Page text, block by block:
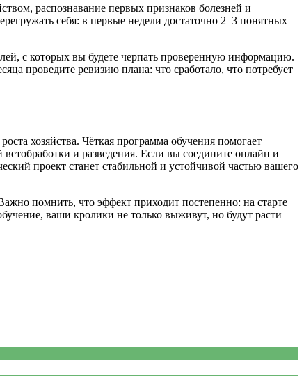
распознавание первых признаков болезней и
себя: в первые недели достаточно 2–3 понятных
с которых вы будете черпать проверенную информацию.
проведите ревизию плана: что сработало, что потребует
хозяйства. Чёткая программа обучения помогает
и разведения. Если вы соедините онлайн и
проект станет стабильной и устойчивой частью вашего
помнить, что эффект приходит постепенно: на старте
ваши кролики не только выживут, но будут расти